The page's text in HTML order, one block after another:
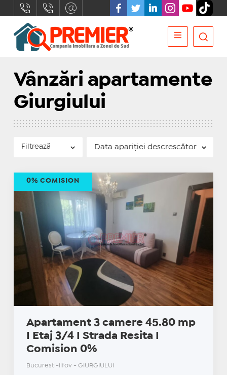
Vânzări apartamente
Giurgiului
Filtrează
Apartament 3 camere 45.80 mp
I Etaj 3/4 I Strada Resita I
Comision 0%
Bucuresti-Ilfov - GIURGIULUI
0% COMISION